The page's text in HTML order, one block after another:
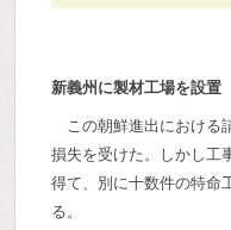
新義州に製材工場を設置
この朝鮮進出における
損失を受けた。しかし工
得て、別に十数件の特命
る。